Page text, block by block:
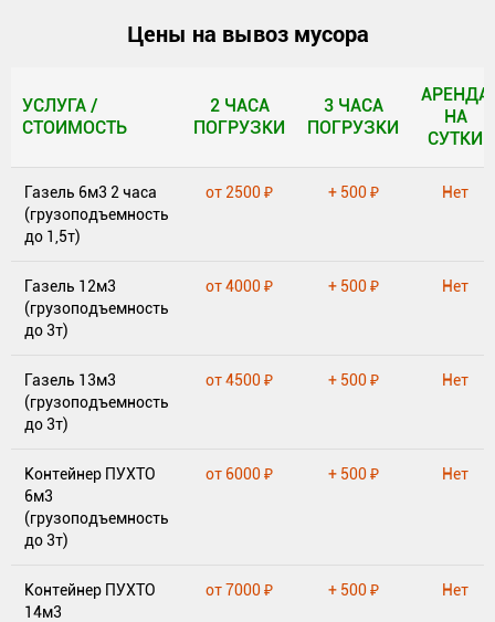
Цены на вывоз мусора
УСЛУГА /
СТОИМОСТЬ
2 ЧАСА
ПОГРУЗКИ
3 ЧАСА
ПОГРУЗКИ
АРЕНДА
НА
СУТКИ
СТОИМОСТЬ
ПОГРУЗКИ
ПОГРУЗКИ
НА
Газель 6м3 2 часа
(грузоподъемность
до 1,5т)
от 2500 ₽ + 500 ₽ Нет
Газель 12м3
(грузоподъемность
до 3т)
от 4000 ₽ + 500 ₽ Нет
Газель 13м3
(грузоподъемность
до 3т)
от 4500 ₽ + 500 ₽ Нет
Контейнер ПУХТО
6м3
(грузоподъемность
до 3т)
от 6000 ₽ + 500 ₽ Нет
Контейнер ПУХТО
14м3
от 7000 ₽ + 500 ₽ Нет